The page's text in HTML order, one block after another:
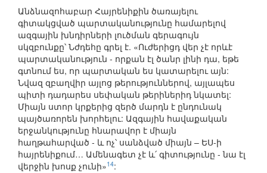
Անձնազոհաբար Հայրենիքին ծառայելու
գիտակցված պարտականությունը համարելով
ազգային խնդիրների լուծման գերագույն
սկզբունքը՝ Նժդեհը գրել է. «Ուժերիցդ վեր չէ որևէ
պարտականություն - որքան էլ ծանր լինի դա, եթե
գտնում ես, որ պարտական ես կատարելու այն:
Նվազ զբաղվիր այլոց թերություններով, այլապես
պիտի դադարես սեփական թերիներիդ նկատել:
Միայն ստոր կրքերից զերծ մարդն է ընդունակ
պայծառորեն խորհելու: Ազգային հավաքական
երջանկությունը հնարավոր է միայն
հաղթահարված - և ոչ՝ սանձված միայն – ԵՍ-ի
հայրենիքում… Ամենագետ չէ և՛ գիտությունը - նա էլ
վերջին խոսք չունի»14: